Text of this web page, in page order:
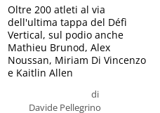
di
Davide Pellegrino
Oltre 200 atleti al via
dell'ultima tappa del Défì
Vertical, sul podio anche
Mathieu Brunod, Alex
Noussan, Miriam Di Vincenzo
e Kaitlin Allen